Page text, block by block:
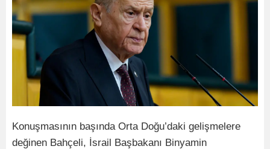
Konuşmasının başında Orta Doğu’daki gelişmelere
değinen Bahçeli, İsrail Başbakanı Binyamin